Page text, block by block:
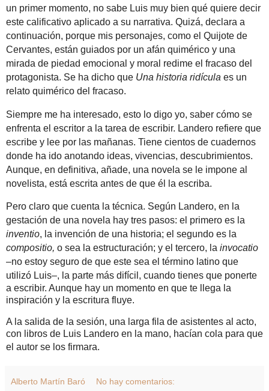
un primer momento, no sabe Luis muy bien qué quiere decir
este calificativo aplicado a su narrativa. Quizá, declara a
continuación, porque mis personajes, como el Quijote de
Cervantes, están guiados por un afán quimérico y una
mirada de piedad emocional y moral redime el fracaso del
protagonista. Se ha dicho que Una historia ridícula es un
relato quimérico del fracaso.
Siempre me ha interesado, esto lo digo yo, saber cómo se
enfrenta el escritor a la tarea de escribir. Landero refiere que
escribe y lee por las mañanas. Tiene cientos de cuadernos
donde ha ido anotando ideas, vivencias, descubrimientos.
Aunque, en definitiva, añade, una novela se le impone al
novelista, está escrita antes de que él la escriba.
Pero claro que cuenta la técnica. Según Landero, en la
gestación de una novela hay tres pasos: el primero es la
inventio, la invención de una historia; el segundo es la
compositio, o sea la estructuración; y el tercero, la invocatio
–no estoy seguro de que este sea el término latino que
utilizó Luis–, la parte más difícil, cuando tienes que ponerte
a escribir. Aunque hay un momento en que te llega la
inspiración y la escritura fluye.
A la salida de la sesión, una larga fila de asistentes al acto,
con libros de Luis Landero en la mano, hacían cola para que
el autor se los firmara.
Alberto Martín Baró No hay comentarios: